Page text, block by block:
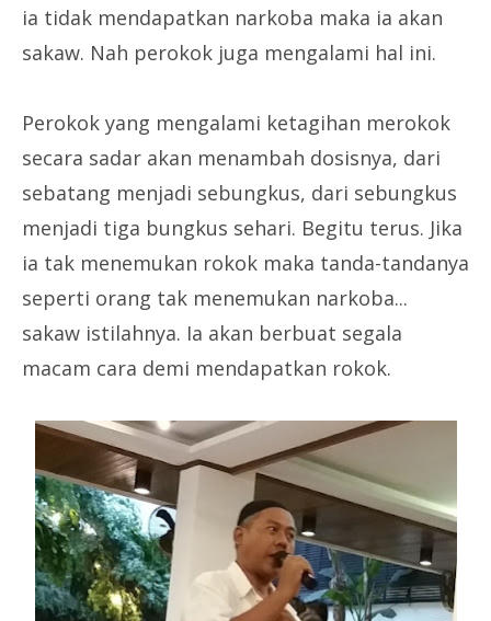
ia tidak mendapatkan narkoba maka ia akan
sakaw. Nah perokok juga mengalami hal ini.
Perokok yang mengalami ketagihan merokok
secara sadar akan menambah dosisnya, dari
sebatang menjadi sebungkus, dari sebungkus
menjadi tiga bungkus sehari. Begitu terus. Jika
ia tak menemukan rokok maka tanda-tandanya
seperti orang tak menemukan narkoba...
sakaw istilahnya. Ia akan berbuat segala
macam cara demi mendapatkan rokok.